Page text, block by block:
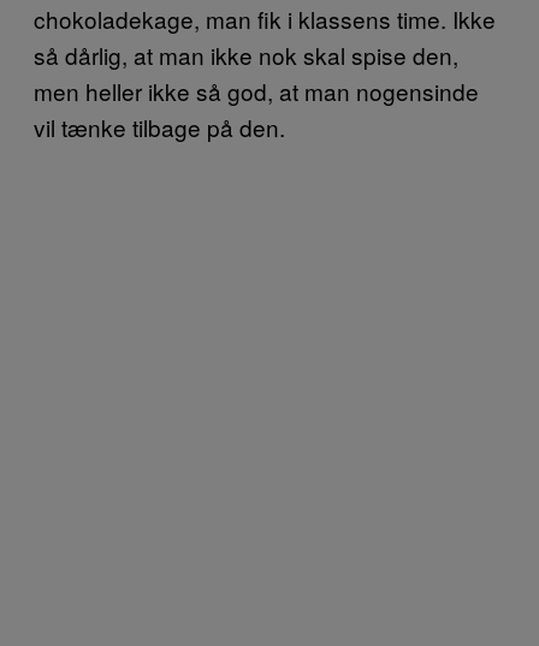
chokoladekage, man fik i klassens time. Ikke
så dårlig, at man ikke nok skal spise den,
men heller ikke så god, at man nogensinde
vil tænke tilbage på den.